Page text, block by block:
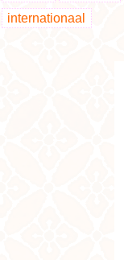
internationaal